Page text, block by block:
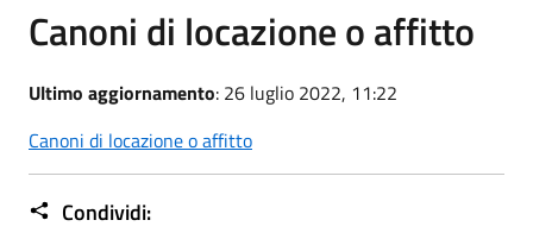
Canoni di locazione o affitto
Ultimo aggiornamento: 26 luglio 2022, 11:22
Canoni di locazione o affitto
Condividi: